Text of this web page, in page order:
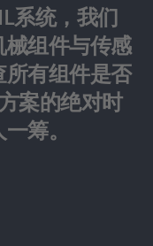
系统，我们
组件与传感
有组件是否
案的绝对时
筹。